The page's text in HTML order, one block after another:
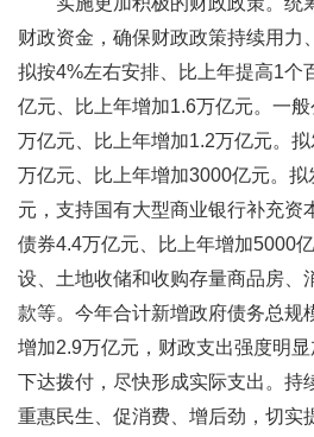
财政资金，确保财政政策持续用力
拟按4%左右安排、比上年提高1个
亿元、比上年增加1.6万亿元。一
万亿元、比上年增加1.2万亿元。
万亿元、比上年增加3000亿元。
元，支持国有大型商业银行补充资
债券4.4万亿元、比上年增加5000
设、土地收储和收购存量商品房、
款等。今年合计新增政府债务总规
增加2.9万亿元，财政支出强度明
下达拨付，尽快形成实际支出。持
重惠民生、促消费、增后劲，切实